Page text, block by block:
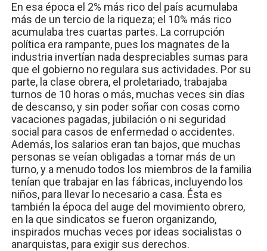
En esa época el 2% más rico del país acumulaba
más de un tercio de la riqueza; el 10% más rico
acumulaba tres cuartas partes. La corrupción
política era rampante, pues los magnates de la
industria invertían nada despreciables sumas para
que el gobierno no regulara sus actividades. Por su
parte, la clase obrera, el proletariado, trabajaba
turnos de 10 horas o más, muchas veces sin días
de descanso, y sin poder soñar con cosas como
vacaciones pagadas, jubilación o ni seguridad
social para casos de enfermedad o accidentes.
Además, los salarios eran tan bajos, que muchas
personas se veían obligadas a tomar más de un
turno, y a menudo todos los miembros de la familia
tenían que trabajar en las fábricas, incluyendo los
niños, para llevar lo necesario a casa. Ésta es
también la época del auge del movimiento obrero,
en la que sindicatos se fueron organizando,
inspirados muchas veces por ideas socialistas o
anarquistas, para exigir sus derechos.